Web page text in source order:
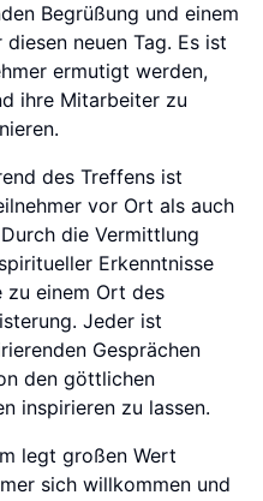
Begrüßung und einem
neuen Tag. Es ist
ermutigt werden,
ihre Mitarbeiter zu
des Treffens ist
vor Ort als auch
die Vermittlung
Erkenntnisse
zu einem Ort des
Jeder ist
Gesprächen
den göttlichen
inspirieren zu lassen.
legt großen Wert
sich willkommen und